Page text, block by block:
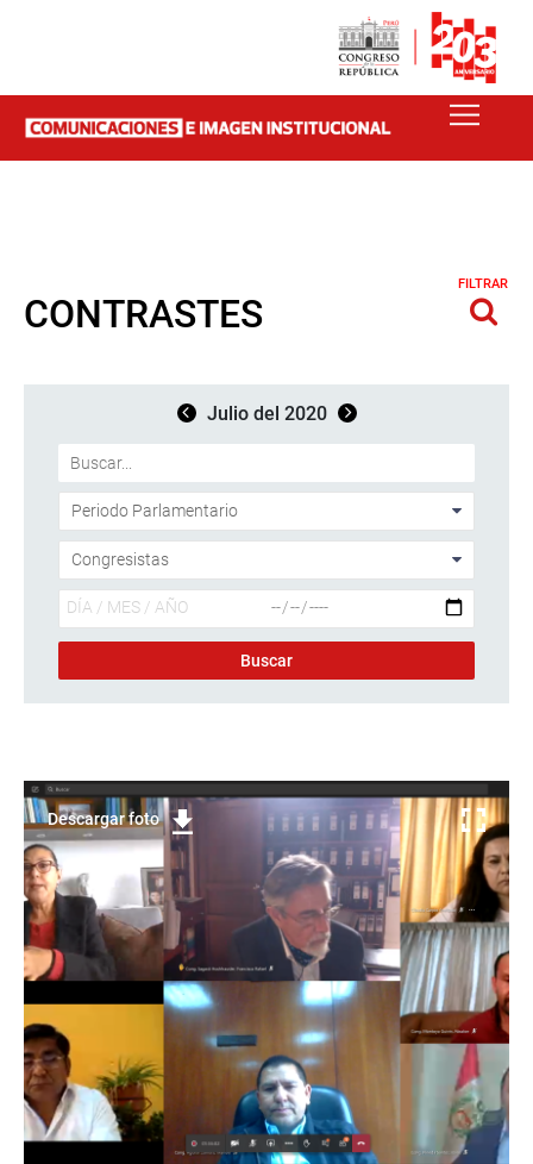
CONTRASTES
FILTRAR
Julio del 2020
Descargar foto